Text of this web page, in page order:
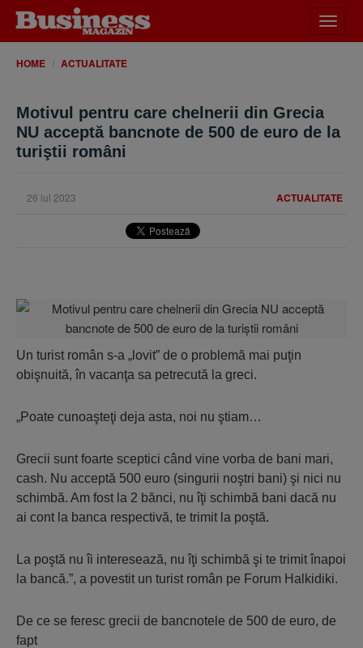
meniu
HOME ACTUALITATE
Motivul pentru care chelnerii din Grecia
NU acceptă bancnote de 500 de euro de la
turiştii români
ACTUALITATE
26 iul 2023
Un turist român s-a „lovit” de o problemă mai puţin
obişnuită, în vacanţa sa petrecută la greci.
„Poate cunoaşteţi deja asta, noi nu ştiam…
Grecii sunt foarte sceptici când vine vorba de bani mari,
cash. Nu acceptă 500 euro (singurii noştri bani) şi nici nu
schimbă. Am fost la 2 bănci, nu îţi schimbă bani dacă nu
ai cont la banca respectivă, te trimit la poştă.
La poştă nu îi interesează, nu îţi schimbă şi te trimit înapoi
la bancă.”, a povestit un turist român pe Forum Halkidiki.
De ce se feresc grecii de bancnotele de 500 de euro, de
fapt